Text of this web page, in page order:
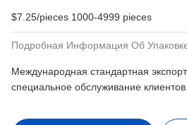
$7.25/pieces 1000-4999 pieces
Подробная Информация Об
Международная стандартная
специальное обслуживание клиентов.